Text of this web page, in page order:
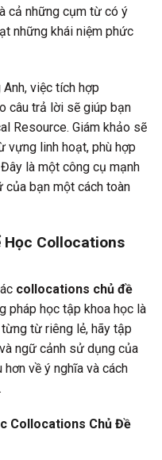
cả những cụm từ có ý
những khái niệm phức
việc tích hợp
câu trả lời sẽ giúp bạn
Resource. Giám khảo sẽ
vựng linh hoạt, phù hợp
là một công cụ mạnh
của bạn một cách toàn
Học Collocations
collocations chủ đề
pháp học tập khoa học là
từ riêng lẻ, hãy tập
ngữ cảnh sử dụng của
về ý nghĩa và cách
Collocations Chủ Đề